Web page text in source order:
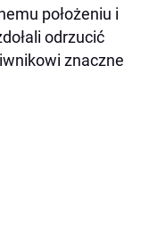
położeniu i
odrzucić
znaczne